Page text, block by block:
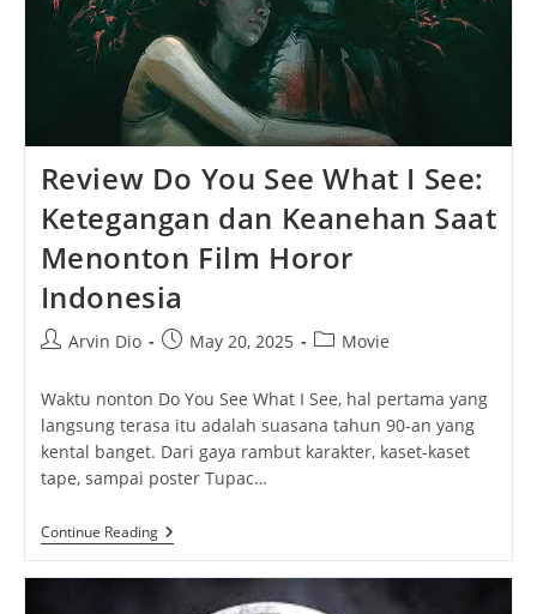
Emosional
Review Do You See What I See:
Ketegangan dan Keanehan Saat
Menonton Film Horor
Indonesia
PostArvin Dio
PostMay 20, 2025
PostMovie
Waktu nonton Do You See What I See, hal pertama yang
langsung terasa itu adalah suasana tahun 90-an yang
kental banget. Dari gaya rambut karakter, kaset-kaset
tape, sampai poster Tupac…
Continue ReadingReview
Do